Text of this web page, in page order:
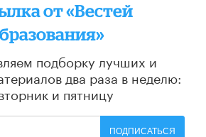
от «Вестей
подборку лучших и
два раза в неделю:
и пятницу
ПОДПИСАТЬСЯ